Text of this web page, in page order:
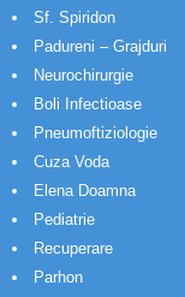
Sf. Spiridon
Padureni – Grajduri
Neurochirurgie
Boli Infectioase
Pneumoftiziologie
Cuza Voda
Elena Doamna
Pediatrie
Recuperare
Parhon